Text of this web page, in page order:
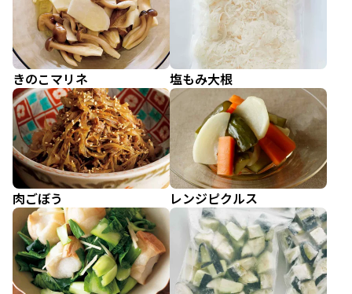
きのこマリネ 塩もみ大根
肉ごぼう レンジピクルス